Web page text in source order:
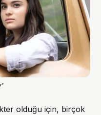
olduğu için, birçok